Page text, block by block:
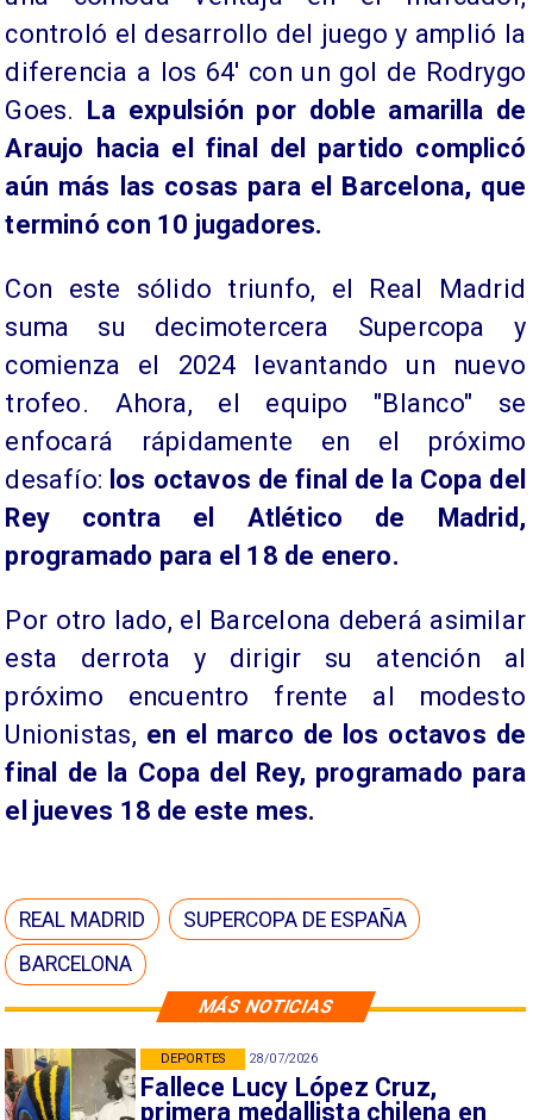
MÁS NOTICIAS
28/07/2026
Fallece Lucy López Cruz,
primera medallista chilena en
DEPORTES
controló el desarrollo del juego y amplió la
diferencia a los 64' con un gol de Rodrygo
Goes. La expulsión por doble amarilla de
Araujo hacia el final del partido complicó
aún más las cosas para el Barcelona, que
terminó con 10 jugadores.
Con este sólido triunfo, el Real Madrid
suma su decimotercera Supercopa y
comienza el 2024 levantando un nuevo
trofeo. Ahora, el equipo "Blanco" se
enfocará rápidamente en el próximo
desafío: los octavos de final de la Copa del
Rey contra el Atlético de Madrid,
programado para el 18 de enero.
Por otro lado, el Barcelona deberá asimilar
esta derrota y dirigir su atención al
próximo encuentro frente al modesto
Unionistas, en el marco de los octavos de
final de la Copa del Rey, programado para
el jueves 18 de este mes.
REAL MADRID
SUPERCOPA DE ESPAÑA
BARCELONA